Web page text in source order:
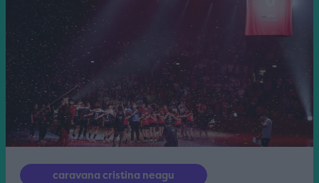
caravana cristina neagu